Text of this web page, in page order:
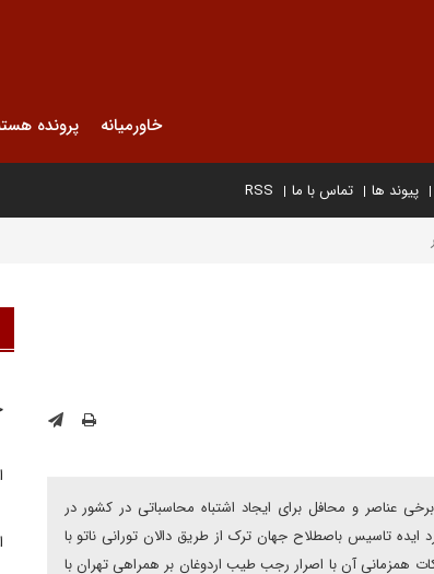
خاورمیانه پرونده
پیوند ها تماس با ما RSS
عناصر و محافل برای ایجاد اشتباه محاسباتی در کشور در
تاسیس باصطلاح جهان ترک از طریق دالان تورانی ناتو با
آن با اصرار رجب طیب اردوغان بر همراهی تهران با